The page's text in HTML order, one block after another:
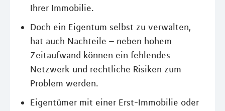
Ihrer Immobilie.
Doch ein Eigentum selbst zu verwalten,
hat auch Nachteile – neben hohem
Zeitaufwand können ein fehlendes
Netzwerk und rechtliche Risiken zum
Problem werden.
Eigentümer mit einer Erst-Immobilie oder